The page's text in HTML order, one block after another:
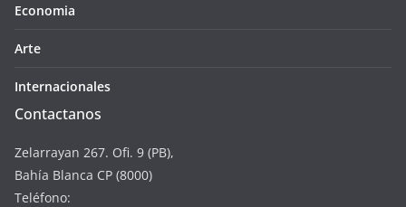
Economia
Arte
Internacionales
Contactanos
Zelarrayan 267. Ofi. 9 (PB),
Bahía Blanca CP (8000)
Teléfono: